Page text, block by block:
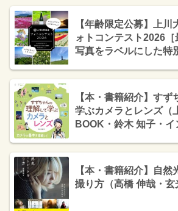
【年齢限定公募】上川
ォトコンテスト2026
写真をラベルにした特
【本・書籍紹介】すず
学ぶカメラとレンズ（
BOOK・鈴木 知子・イ
【本・書籍紹介】自
撮り方（高橋 伸哉・玄